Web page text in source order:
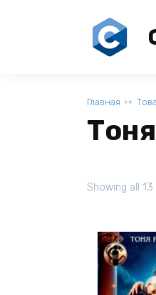
Главная
Showing all